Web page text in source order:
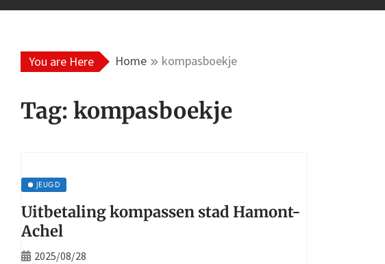
You are Here Home kompasboekje
Tag: kompasboekje
JEUGD
Uitbetaling kompassen stad Hamont-
Achel
2025/08/28